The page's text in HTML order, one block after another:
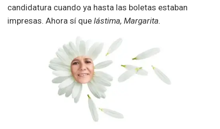
candidatura cuando ya hasta las boletas estaban
impresas. Ahora sí que lástima, Margarita.